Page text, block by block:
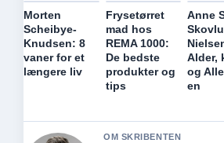
Morten
Scheibye-
Knudsen: 8
vaner for et
længere liv
Frysetørret
mad hos
REMA 1000:
De bedste
produkter og
tips
Anne
Alder,
og
en
OM SKRIBENTEN